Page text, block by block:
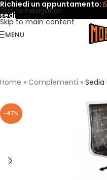
Skip to navigation
Skip to main content
Richiedi un appuntamento:
sedi
MENU
Home » Complementi » Sedia
-47%